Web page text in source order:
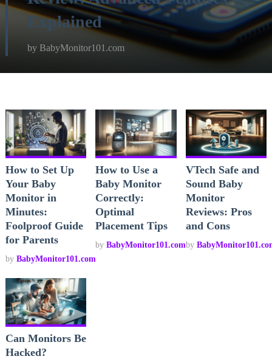
Explained
by BabyMonitor101.com
How to Set Up
Your Baby
Monitor in
Minutes:
Foolproof Guide
for Parents
by BabyMonitor101.com
How to Use a
Baby Monitor
Correctly:
Optimal
Placement Tips
byBabyMonitor101.com
VTech Safe and
Sound Baby
Monitor
Reviews: Pros
and Cons
by
Can Monitors Be
Hacked?